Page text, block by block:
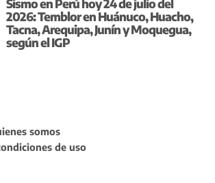
Sismo en Perú hoy 24 de julio del
2026: Temblor en Huánuco, Huacho,
Tacna, Arequipa, Junín y Moquegua,
según el IGP
somos
de uso